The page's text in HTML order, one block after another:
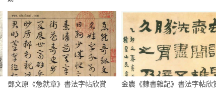
鄧文原《急就章》書法字帖欣賞 金農《隸書雜記》書法字帖欣